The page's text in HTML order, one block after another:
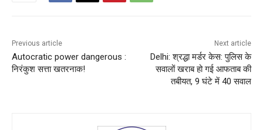
Previous article
Autocratic power dangerous :
निरंकुश सत्ता खतरनाक!
Next article
Delhi: श्रद्धा मर्डर केस: पुलिस के
सवालों खराब हो गई आफताब की
तबीयत, 9 घंटे में 40 सवाल